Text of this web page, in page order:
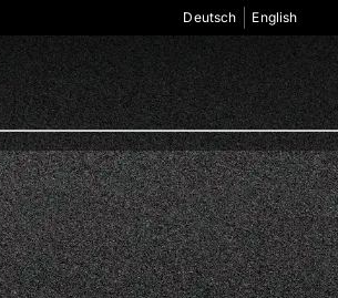
Deutsch English